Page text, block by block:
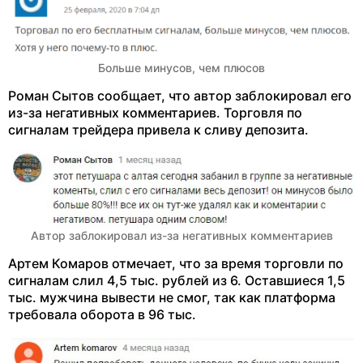
Больше минусов, чем плюсов
Роман Сытов сообщает, что автор заблокировал его
из-за негативных комментариев. Торговля по
сигналам трейдера привела к сливу депозита.
Автор заблокировал из-за негативных комментариев
Артем Комаров отмечает, что за время торговли по
сигналам слил 4,5 тыс. рублей из 6. Оставшиеся 1,5
тыс. мужчина вывести не смог, так как платформа
требовала оборота в 96 тыс.